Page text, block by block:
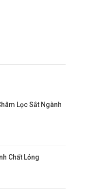
Lọc Sắt Ngành
Chất Lỏng